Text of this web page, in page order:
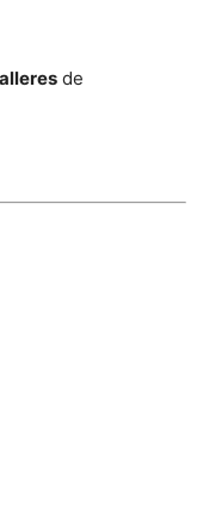
de